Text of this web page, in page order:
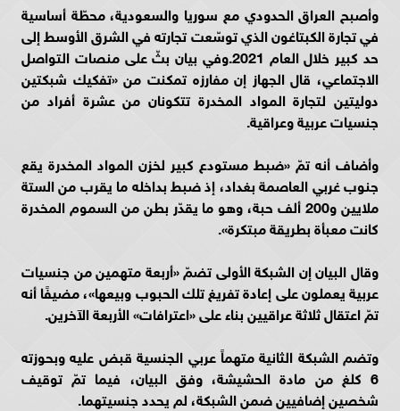
وأصبح العراق الحدودي مع سوريا والسعودية، محطّة أساسية
في تجارة الكبتاغون الذي توسّعت تجارته في الشرق الأوسط إلى
حد كبير خلال العام 2021.وفي بيان بثّ على منصات التواصل
الاجتماعي، قال الجهاز إن مفارزه تمكنت من «تفكيك شبكتين
دوليتين لتجارة المواد المخدرة تتكونان من عشرة أفراد من
جنسيات عربية وعراقية.
وأضاف أنه تمّ «ضبط مستودع كبير لخزن المواد المخدرة يقع
جنوب غربي العاصمة بغداد، إذ ضبط بداخله ما يقرب من الستة
ملايين و200 ألف حبة، وهو ما يقدّر بطن من السموم المخدرة
كانت معبأة بطريقة مبتكرة».
وقال البيان إن الشبكة الأولى تضمّ «أربعة متهمين من جنسيات
عربية يعملون على إعادة تفريغ تلك الحبوب وبيعها»، مضيفًا أنه
تمّ اعتقال ثلاثة عراقيين بناء على «اعترافات» الأربعة الآخرين.
وتضم الشبكة الثانية متهماً عربي الجنسية قبض عليه وبحوزته
6 كلغ من مادة الحشيشة، وفق البيان، فيما تمّ توقيف
شخصين إضافيين ضمن الشبكة، لم يحدد جنسيتهما.